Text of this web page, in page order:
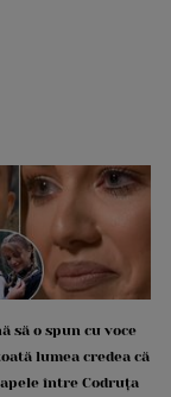
să o spun cu voce
lumea credea că
între Codruța